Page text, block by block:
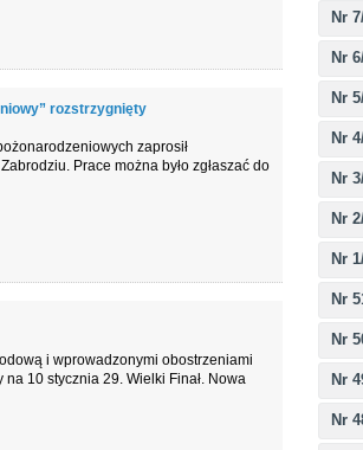
Nr
Nr
Nr
Nr
Nr
Nr
Nr
Nr
Nr
Nr
Nr
rozstrzygnięty
zaprosił
Prace można było zgłaszać do
i wprowadzonymi obostrzeniami
10 stycznia 29. Wielki Finał. Nowa